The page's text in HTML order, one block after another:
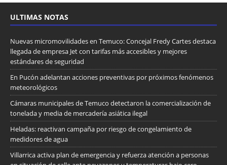
ULTIMAS NOTAS
Nuevas micromovilidades en Temuco: Concejal Fredy Cartes destaca
llegada de empresa Jet con tarifas más accesibles y mejores
estándares de seguridad
En Pucón adelantan acciones preventivas por próximos fenómenos
meteorológicos
Cámaras municipales de Temuco detectaron la comercialización de
tonelada y media de mercadería asiática ilegal
Heladas: reactivan campaña por riesgo de congelamiento de
medidores de agua
Villarrica activa plan de emergencia y refuerza atención a personas